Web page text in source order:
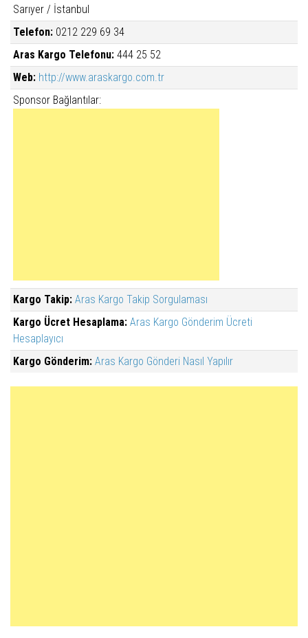
Sarıyer / İstanbul
Telefon: 0212 229 69 34
Aras Kargo Telefonu: 444 25 52
Web: http://www.araskargo.com.tr
Sponsor Bağlantılar:
Kargo Takip: Aras Kargo Takip Sorgulaması
Kargo Ücret Hesaplama: Aras Kargo Gönderim Ücreti
Hesaplayıcı
Kargo Gönderim: Aras Kargo Gönderi Nasıl Yapılır